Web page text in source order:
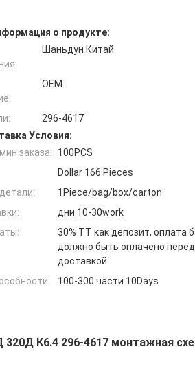
о продукте:
Шаньдун Китай
OEM
296-4617
Условия:
заказа:
100PCS
Dollar 166 Pieces
1Piece/bag/box/carton
дни 10-30work
30% TT как депозит, оплата
должно быть оплачено перед
доставкой
100-300 части 10Days
К6.4 296-4617 монтажная